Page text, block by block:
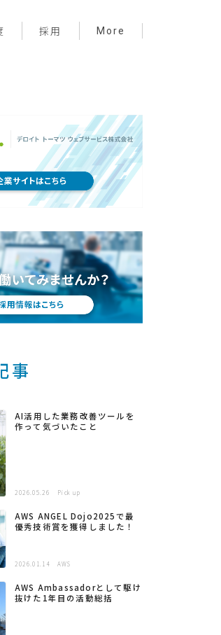
採用 More
サーバーレス
プライベート
メンバー紹介
事
AI活用した業務改善ツールを
作って気づいたこと
2026.05.26 Pick up
AWS ANGEL Dojo2025で最
優秀技術賞を獲得しました！
2026.01.14 AWS
AWS Ambassadorとして駆け
抜けた1年目の活動総括